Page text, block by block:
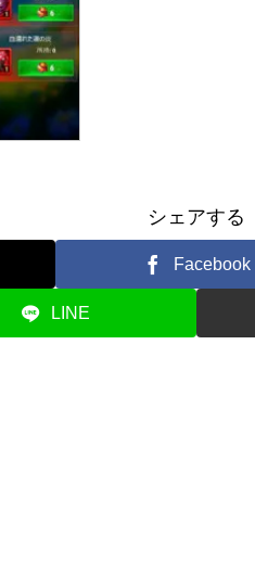
シェアする
Facebook
LINE